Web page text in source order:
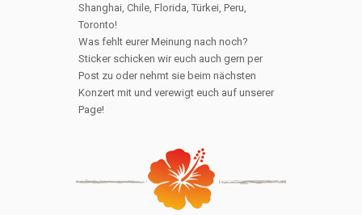
Shanghai, Chile, Florida, Türkei, Peru,
Toronto!
Was fehlt eurer Meinung nach noch?
Sticker schicken wir euch auch gern per
Post zu oder nehmt sie beim nächsten
Konzert mit und verewigt euch auf unserer
Page!